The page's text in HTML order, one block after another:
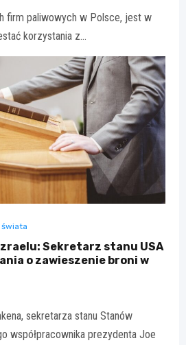
firm paliwowych w Polsce, jest w
korzystania z…
świata
Sekretarz stanu USA
o zawieszenie broni w
sekretarza stanu Stanów
współpracownika prezydenta Joe